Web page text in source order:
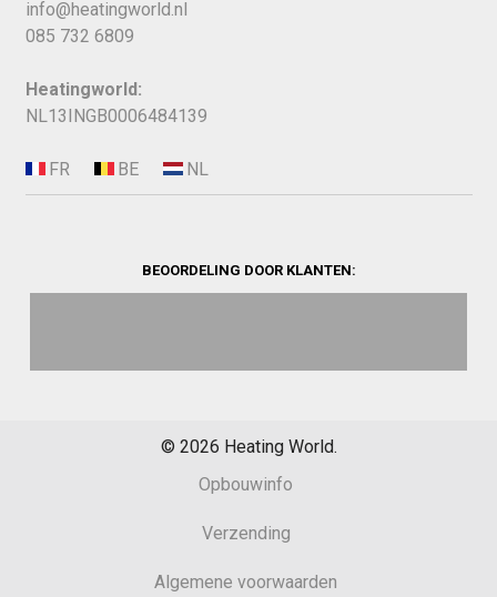
info@heatingworld.nl
085 732 6809
Heatingworld:
NL13INGB0006484139
BEOORDELING DOOR KLANTEN:
© 2026 Heating World.
Opbouwinfo
Verzending
Algemene voorwaarden